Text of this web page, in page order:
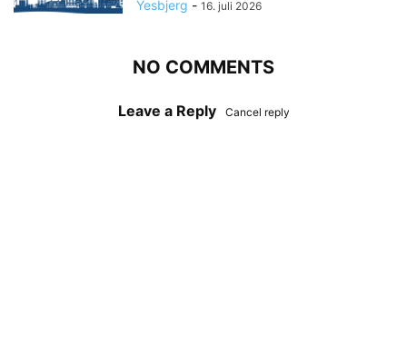
Yesbjerg - 16. juli 2026
NO COMMENTS
Leave a Reply Cancel reply